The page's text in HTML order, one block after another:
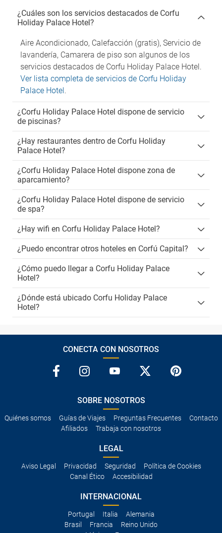
¿Cuáles son los servicios destacados de Corfu
Holiday Palace Hotel?
Aire Acondicionado, Calefacción (gratis), Servicio de
lavandería, Camarera de piso son algunos de los
servicios destacados de Corfu Holiday Palace Hotel.
Ver lista completa de servicios de Corfu Holiday
Palace Hotel.
¿Corfu Holiday Palace Hotel dispone de servicio
de piscinas?
¿Hay restaurantes dentro de Corfu Holiday
Palace Hotel?
¿Corfu Holiday Palace Hotel dispone zona de
aparcamiento?
¿Corfu Holiday Palace Hotel dispone de servicio
de spa?
¿Hay wifi en Corfu Holiday Palace Hotel?
¿Puedo encontrar otros hoteles en Corfú Capital?
¿Cómo puedo llegar a Corfu Holiday Palace
Hotel?
¿Dónde está ubicado Corfu Holiday Palace
Hotel?
CONECTA CON NOSOTROS
SOBRE NOSOTROS
Quiénes somos Guías de Viajes Preguntas Frecuentes
Contacto
Afiliados
Trabaja con nosotros
LEGAL
Aviso Legal Privacidad Seguridad
Política de Cookies
Canal Ético
Accesibilidad
INTERNACIONAL
Portugal Italia
Alemania
Brasil
Francia
Reino Unido